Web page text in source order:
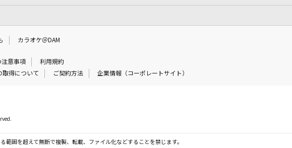
カラオケ＠DAM
注意事項
利用規約
取得について ご契約方法 企業情報（コーポレートサイト）
範囲を超えて無断で複製、転載、ファイル化などすることを禁じます。